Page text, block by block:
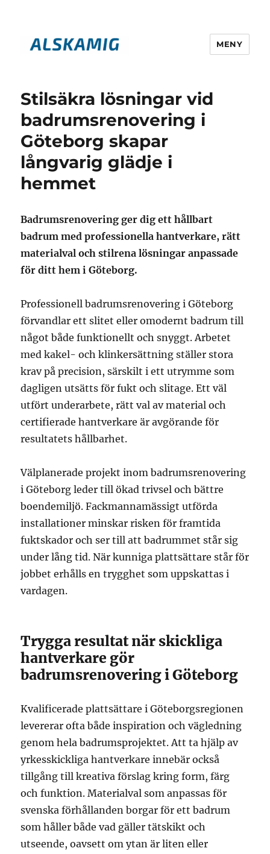
MENY
Stilsäkra lösningar vid
badrumsrenovering i
Göteborg skapar
långvarig glädje i
hemmet
Badrumsrenovering ger dig ett hållbart
badrum med professionella hantverkare, rätt
materialval och stilrena lösningar anpassade
för ditt hem i Göteborg.
Professionell badrumsrenovering i Göteborg
förvandlar ett slitet eller omodernt badrum till
något både funktionellt och snyggt. Arbetet
med kakel- och klinkersättning ställer stora
krav på precision, särskilt i ett utrymme som
dagligen utsätts för fukt och slitage. Ett väl
utfört underarbete, rätt val av material och
certifierade hantverkare är avgörande för
resultatets hållbarhet.
Välplanerade projekt inom badrumsrenovering
i Göteborg leder till ökad trivsel och bättre
boendemiljö. Fackmannamässigt utförda
installationer minskar risken för framtida
fuktskador och ser till att badrummet står sig
under lång tid. När kunniga plattsättare står för
jobbet erhålls en trygghet som uppskattas i
vardagen.
Trygga resultat när skickliga
hantverkare gör
badrumsrenovering i Göteborg
Kvalificerade plattsättare i Göteborgsregionen
levererar ofta både inspiration och vägledning
genom hela badrumsprojektet. Att ta hjälp av
yrkesskickliga hantverkare innebär också
tillgång till kreativa förslag kring form, färg
och funktion. Materialval som anpassas för
svenska förhållanden borgar för ett badrum
som håller både vad gäller tätskikt och
utseende, oavsett om ytan är liten eller